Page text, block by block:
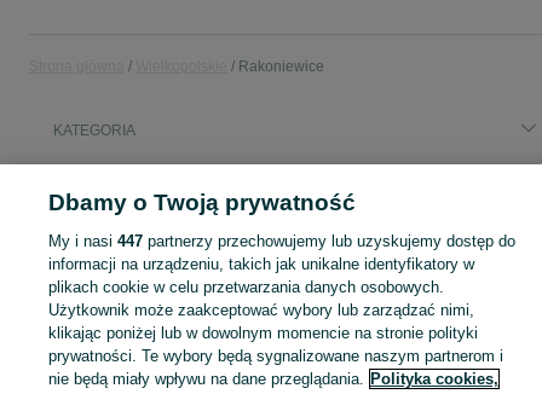
Rakoniewice
KATEGORIA
mokka mooka stół do ping ponga
praca mieszkanie
Zobacz Więcej
Mapa kategorii
Mapa miejscowości
Dbamy o Twoją prywatność
My i nasi 447partnerzy przechowujemy lub uzyskujemy dostęp do
informacji na urządzeniu, takich jak unikalne identyfikatory w
plikach cookie w celu przetwarzania danych osobowych.
Użytkownik może zaakceptować wybory lub zarządzać nimi,
klikając poniżej lub w dowolnym momencie na stronie polityki
prywatności. Te wybory będą sygnalizowane naszym partnerom i
nie będą miały wpływu na dane przeglądania. Polityka cookies,